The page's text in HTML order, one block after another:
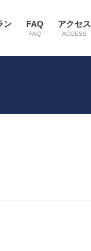
ン FAQ
FAQ
アクセス
ACCESS